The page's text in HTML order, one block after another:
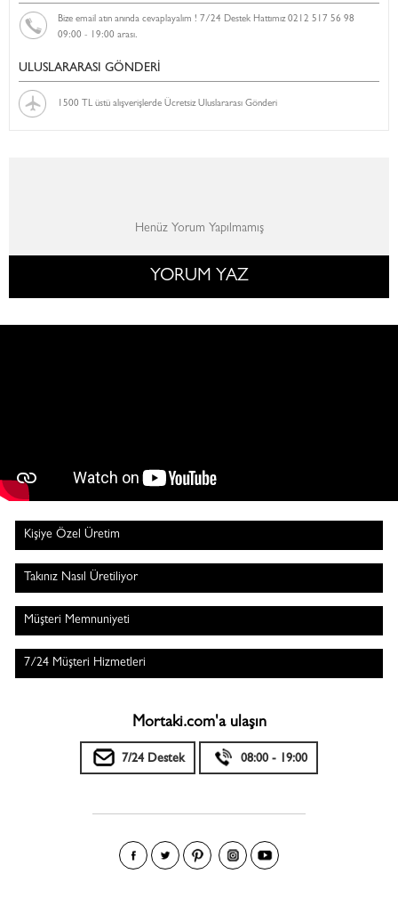
Bize email atın anında cevaplayalım ! 7/24 Destek Hattımız 0212 517 56 98
09:00 - 19:00 arası.
ULUSLARARASI GÖNDERİ
1500 TL üstü alışverişlerde Ücretsiz Uluslararası Gönderi
Henüz Yorum Yapılmamış
YORUM YAZ
Kişiye Özel Üretim
Takınız Nasıl Üretiliyor
Müşteri Memnuniyeti
7/24 Müşteri Hizmetleri
Mortaki.com'a ulaşın
7/24 Destek 08:00 - 19:00